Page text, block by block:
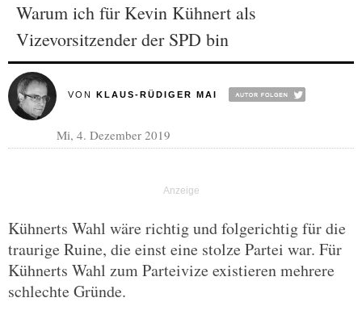
Warum ich für Kevin Kühnert als
Vizevorsitzender der SPD bin
VON KLAUS-RÜDIGER MAI
Mi, 4. Dezember 2019
Kühnerts Wahl wäre richtig und folgerichtig für die
traurige Ruine, die einst eine stolze Partei war. Für
Kühnerts Wahl zum Parteivize existieren mehrere
schlechte Gründe.